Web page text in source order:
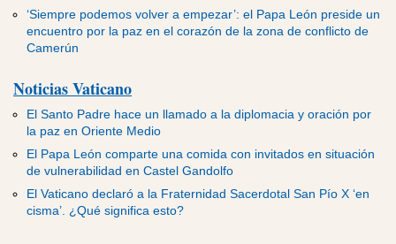
‘Siempre podemos volver a empezar’: el Papa León preside un
encuentro por la paz en el corazón de la zona de conflicto de
Camerún
Noticias Vaticano
El Santo Padre hace un llamado a la diplomacia y oración por
la paz en Oriente Medio
El Papa León comparte una comida con invitados en situación
de vulnerabilidad en Castel Gandolfo
El Vaticano declaró a la Fraternidad Sacerdotal San Pío X ‘en
cisma’. ¿Qué significa esto?